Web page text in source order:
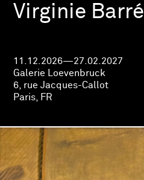
Virginie Barré
11.12.2026—27.02.2027
Galerie Loevenbruck
6, rue Jacques-Callot
Paris, FR